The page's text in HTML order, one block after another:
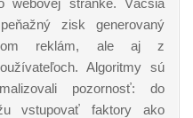
webovej stránke. Väčšia
zisk generovaný
reklám, ale aj z
Algoritmy sú
pozornosť: do
vstupovať faktory ako